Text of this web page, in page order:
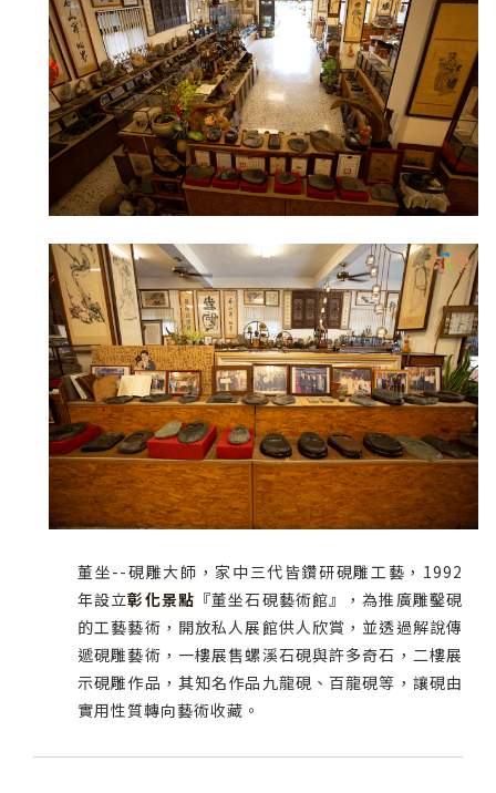
董坐--硯雕大師，家中三代皆鑽研硯雕工藝，1992
年設立彰化景點 『董坐石硯藝術館』，為推廣雕鑿硯
的工藝藝術，開放私人展館供人欣賞，並透過解說傳
遞硯雕藝術，一樓展售螺溪石硯與許多奇石，二樓展
示硯雕作品，其知名作品九龍硯、百龍硯等，讓硯由
實用性質轉向藝術收藏。